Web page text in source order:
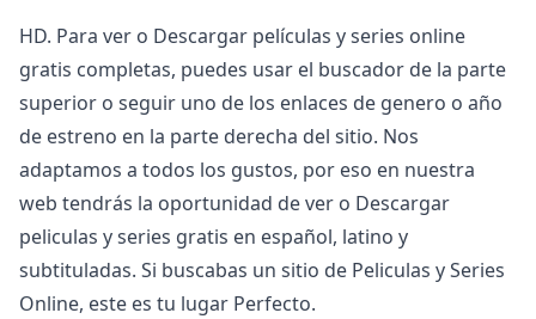
HD. Para ver o Descargar películas y series online
gratis completas, puedes usar el buscador de la parte
superior o seguir uno de los enlaces de genero o año
de estreno en la parte derecha del sitio. Nos
adaptamos a todos los gustos, por eso en nuestra
web tendrás la oportunidad de ver o Descargar
peliculas y series gratis en español, latino y
subtituladas. Si buscabas un sitio de Peliculas y Series
Online, este es tu lugar Perfecto.